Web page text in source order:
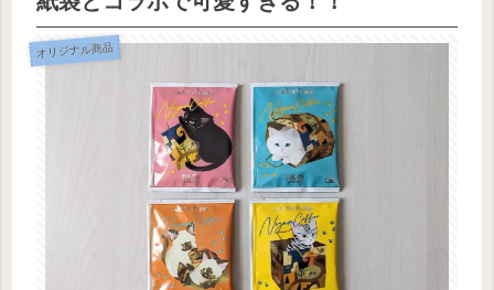
オリジナル商品